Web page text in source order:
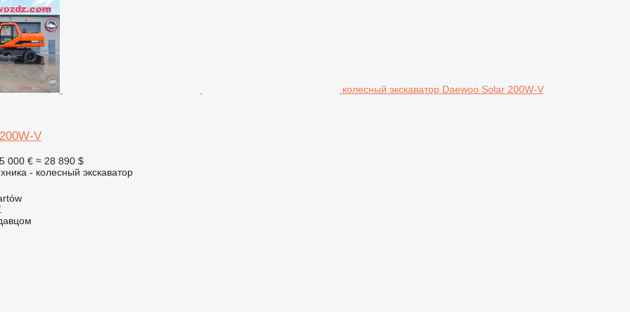
колесный экскаватор Daewoo Solar 200W-V
V
000 € ≈ 28 890 $
- колесный экскаватор